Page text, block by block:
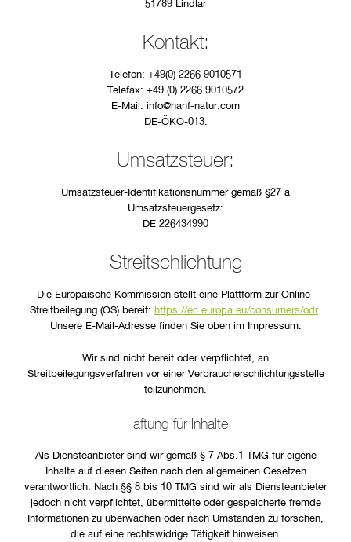
51789 Lindlar
Kontakt:
Telefon: +49(0) 2266 9010571
Telefax: +49 (0) 2266 9010572
E-Mail: info@hanf-natur.com
DE-ÖKO-013.
Umsatzsteuer:
Umsatzsteuer-Identifikationsnummer gemäß §27 a
Umsatzsteuergesetz:
DE 226434990
Streitschlichtung
Die Europäische Kommission stellt eine Plattform zur Online-
Streitbeilegung (OS) bereit: https://ec.europa.eu/consumers/odr.
Unsere E-Mail-Adresse finden Sie oben im Impressum.
Wir sind nicht bereit oder verpflichtet, an
Streitbeilegungsverfahren vor einer Verbraucherschlichtungsstelle
teilzunehmen.
Haftung für Inhalte
Als Diensteanbieter sind wir gemäß § 7 Abs.1 TMG für eigene
Inhalte auf diesen Seiten nach den allgemeinen Gesetzen
verantwortlich. Nach §§ 8 bis 10 TMG sind wir als Diensteanbieter
jedoch nicht verpflichtet, übermittelte oder gespeicherte fremde
Informationen zu überwachen oder nach Umständen zu forschen,
die auf eine rechtswidrige Tätigkeit hinweisen.